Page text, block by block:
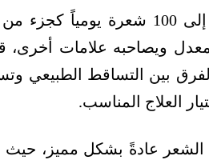
من الطبيعي أن نفقد بين 50 إلى
ويصاحبه علامات
بين التساقط الطبيعي
العلاج المناسب.
عادةً بشكل مميز، حيث